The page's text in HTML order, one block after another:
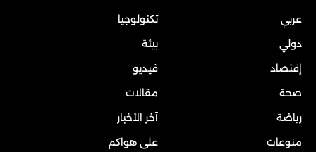
عربي
دولي
إقتصاد
صحة
رياضة
منوعات
تكنولوجيا
بيئة
فيديو
مقالات
آخر الأخبار
على هواكم